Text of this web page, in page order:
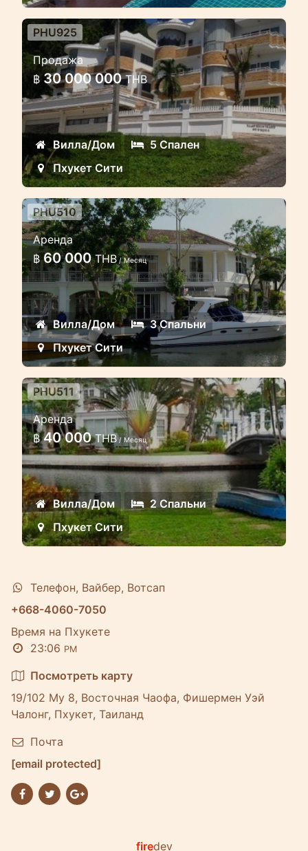
5 спальная вилла с бассейном
на холме с роскошными
видами.
5 спальная вилла с бассейном на
холме с роскошными видами,
уникальный панорамный вид на
город и море.
PHU925
Продажа
฿ 30 000 000THB
Вилла/Дом
5 Спален
Пхукет Сити
Уютная 3 спальная вилла у
воды в охраняемом комплексе
Уютный красивый танхоум
расположен в охраняемом комплексе
у воды
PHU510
Аренда
฿ 60 000THB/ Месяц
Вилла/Дом
3 Спальни
Пхукет Сити
2 спальный красивый дом у
воды в охраняемом комплексе
Двуспальный красивый таунхаус
расположен прямо у воды
PHU511
Аренда
฿ 40 000THB/ Месяц
Вилла/Дом
2 Спальни
Пхукет Сити
Телефон, Вайбер, Вотсап
+668-4060-7050
Время на Пхукете
23:06 PM
Посмотреть карту
19/102 Му 8, Восточная Чаофа, Фишермен Уэй
Чалонг, Пхукет, Таиланд
Почта
[email protected]
firedev